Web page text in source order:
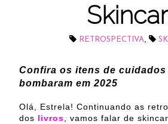
RETROSPECTIVA,
Confira os itens de cuidados
bombaram em 2025
Olá, Estrela! Continuando as
dos livros, vamos falar de